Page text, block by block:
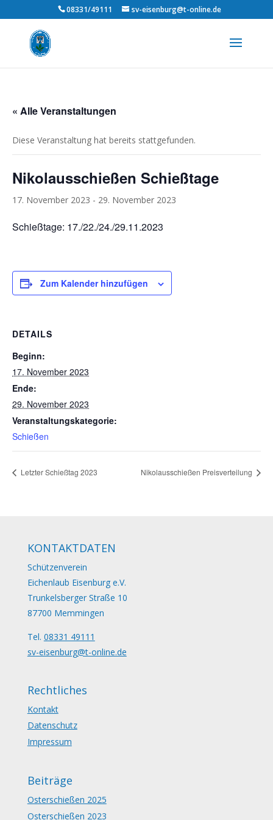
08331/49111 sv-eisenburg@t-online.de
« Alle Veranstaltungen
Diese Veranstaltung hat bereits stattgefunden.
Nikolausschießen Schießtage
17. November 2023 - 29. November 2023
Schießtage: 17./22./24./29.11.2023
Zum Kalender hinzufügen
DETAILS
Beginn:
17. November 2023
Ende:
29. November 2023
Veranstaltungskategorie:
Schießen
Letzter Schießtag 2023 Nikolausschießen Preisverteilung
KONTAKTDATEN
Schützenverein
Eichenlaub Eisenburg e.V.
Trunkelsberger Straße 10
87700 Memmingen
Tel. 08331 49111
sv-eisenburg@t-online.de
Rechtliches
Kontakt
Datenschutz
Impressum
Beiträge
Osterschießen 2025
Osterschießen 2023